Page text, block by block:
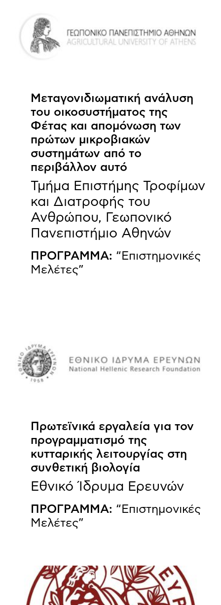
Μεταγονιδιωματική ανάλυση
του οικοσυστήματος της
Φέτας και απομόνωση των
πρώτων μικροβιακών
συστημάτων από το
περιβάλλον αυτό
Τμήμα Επιστήμης Τροφίμων
και Διατροφής του
Ανθρώπου, Γεωπονικό
Πανεπιστήμιο Αθηνών
ΠΡΟΓΡΑΜΜΑ: “Επιστημονικές
Μελέτες”
Πρωτεϊνικά εργαλεία για τον
προγραμματισμό της
κυτταρικής λειτουργίας στη
συνθετική βιολογία
Εθνικό Ίδρυμα Ερευνών
ΠΡΟΓΡΑΜΜΑ: “Επιστημονικές
Μελέτες”